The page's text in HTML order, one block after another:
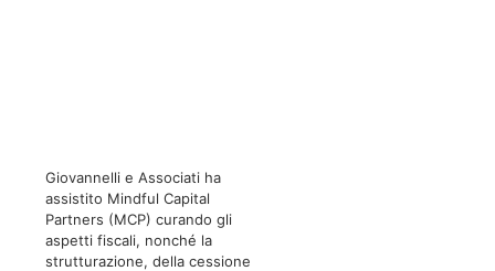
Giovannelli e Associati ha
assistito Mindful Capital
Partners (MCP) curando gli
aspetti fiscali, nonché la
strutturazione, della cessione